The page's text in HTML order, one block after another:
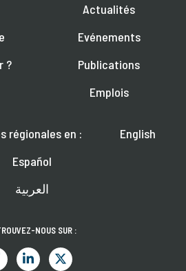
?
Actualités
Evénements
Publications
Emplois
régionales en :
English
Español
العربية
NOUS SUR :